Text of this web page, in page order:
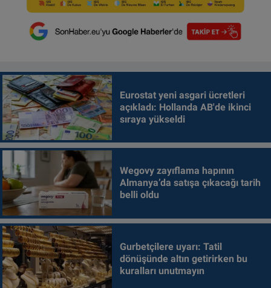
Eurostat yeni asgari ücretleri
açıkladı: Hollanda AB'de ikinci
sıraya yükseldi
Wegovy zayıflama hapının
Almanya’da satışa çıkacağı tarih
belli oldu
Gurbetçilere uyarı: Tatil
dönüşünde altın getirirken bu
kuralları unutmayın